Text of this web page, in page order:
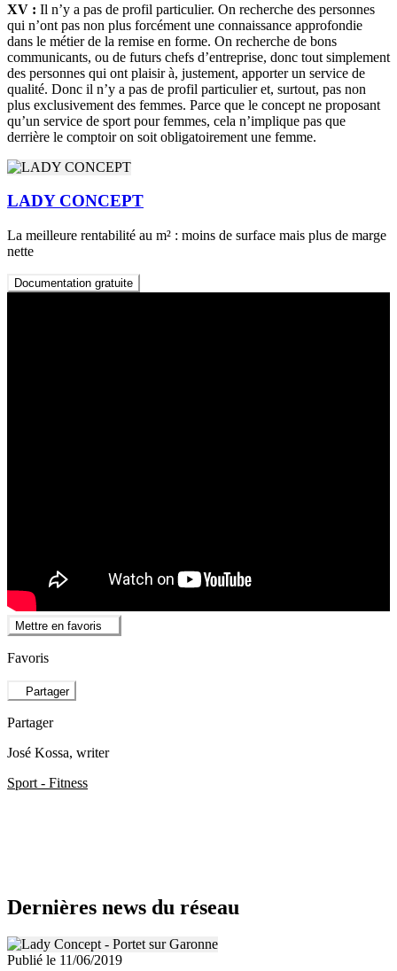
XV : Il n’y a pas de profil particulier. On recherche des personnes
qui n’ont pas non plus forcément une connaissance approfondie
dans le métier de la remise en forme. On recherche de bons
communicants, ou de futurs chefs d’entreprise, donc tout simplement
des personnes qui ont plaisir à, justement, apporter un service de
qualité. Donc il n’y a pas de profil particulier et, surtout, pas non
plus exclusivement des femmes. Parce que le concept ne proposant
qu’un service de sport pour femmes, cela n’implique pas que
derrière le comptoir on soit obligatoirement une femme.
LADY CONCEPT
La meilleure rentabilité au m² : moins de surface mais plus de marge
nette
Documentation gratuite
Mettre en favoris
Favoris
Partager
Partager
José Kossa, writer
Sport - Fitness
Dernières news du réseau
Publié le 11/06/2019